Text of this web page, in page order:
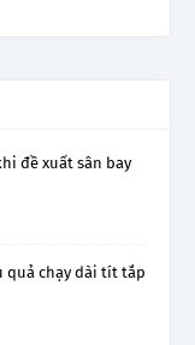
đề xuất sân bay
quả chạy dài tít tắp